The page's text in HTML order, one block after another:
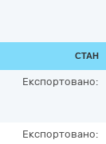
СТАН
Експортовано:
Експортовано: